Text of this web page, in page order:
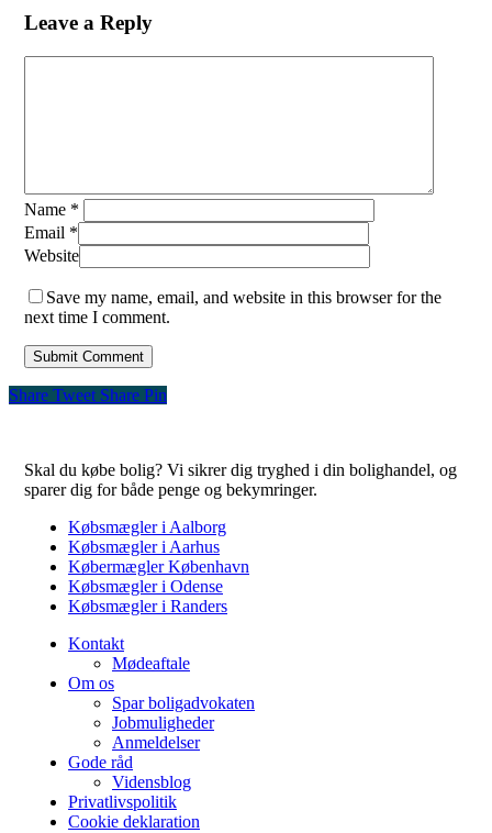
Leave a Reply
Name *
Email *
Website
Save my name, email, and website in this browser for the
next time I comment.
Share Tweet Share Pin
Skal du købe bolig? Vi sikrer dig tryghed i din bolighandel, og
sparer dig for både penge og bekymringer.
Købsmægler i Aalborg
Købsmægler i Aarhus
Købermægler København
Købsmægler i Odense
Købsmægler i Randers
Kontakt
Mødeaftale
Om os
Spar boligadvokaten
Jobmuligheder
Anmeldelser
Gode råd
Vidensblog
Privatlivspolitik
Cookie deklaration